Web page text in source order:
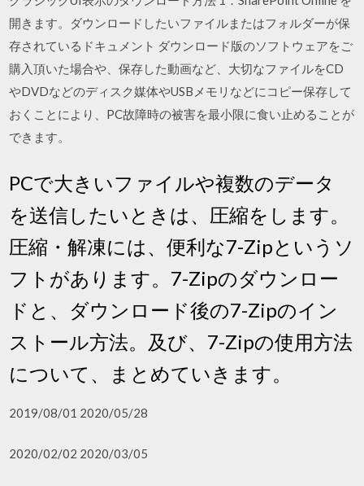
開きます。ダウンロードしたいファイルまたはフォルダーが保
存されているドキュメント ダウンロード版のソフトウェアをご
購入頂いた場合や、保存した動画など、大切なファイルをCD
やDVDなどのディスク媒体やUSBメモリなどにコピー保存して
おくことにより、PC故障時の被害を最小限に食い止めることが
できます。
PCで大きいファイルや複数のデータ
を送信したいときは、圧縮をします。
圧縮・解凍には、便利な7-Zipというソ
フトがあります。7-Zipのダウンロー
ドと、ダウンロード後の7-Zipのイン
ストール方法。及び、7-Zipの使用方法
について、まとめていきます。
2019/08/01 2020/05/28
2020/02/02 2020/03/05